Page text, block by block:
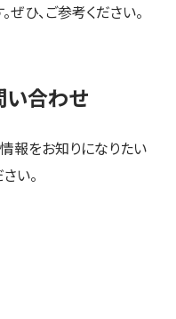
ひ、ご参考ください。
い合わせ
報をお知りになりたい
い。